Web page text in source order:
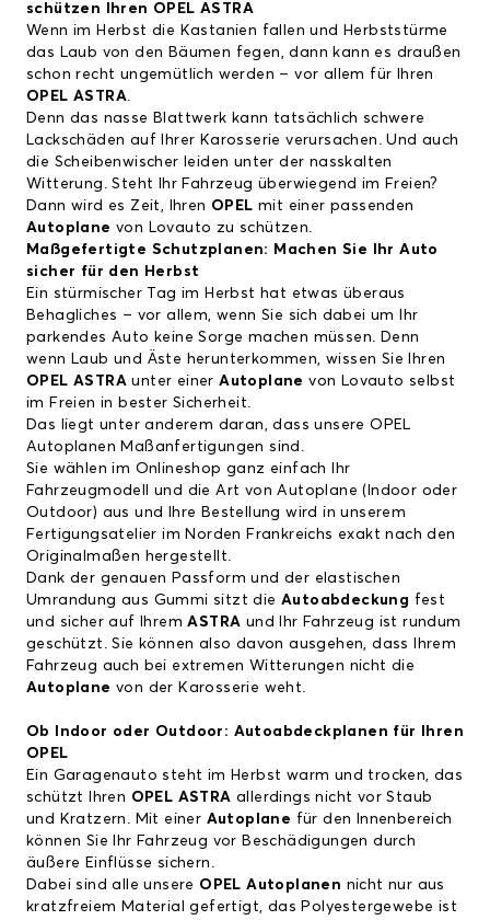
schützen Ihren OPEL ASTRA
Wenn im Herbst die Kastanien fallen und Herbststürme
das Laub von den Bäumen fegen, dann kann es draußen
schon recht ungemütlich werden – vor allem für Ihren
OPEL ASTRA.
Denn das nasse Blattwerk kann tatsächlich schwere
Lackschäden auf Ihrer Karosserie verursachen. Und auch
die Scheibenwischer leiden unter der nasskalten
Witterung. Steht Ihr Fahrzeug überwiegend im Freien?
Dann wird es Zeit, Ihren OPEL mit einer passenden
Autoplane von Lovauto zu schützen.
Maßgefertigte Schutzplanen: Machen Sie Ihr Auto
sicher für den Herbst
Ein stürmischer Tag im Herbst hat etwas überaus
Behagliches – vor allem, wenn Sie sich dabei um Ihr
parkendes Auto keine Sorge machen müssen. Denn
wenn Laub und Äste herunterkommen, wissen Sie Ihren
OPEL ASTRA unter einerAutoplane von Lovauto selbst
im Freien in bester Sicherheit.
Das liegt unter anderem daran, dass unsereOPEL
Autoplanen Maßanfertigungen sind.
Sie wählen im Onlineshop ganz einfach Ihr
Fahrzeugmodell und die Art von Autoplane (Indoor oder
Outdoor) aus und Ihre Bestellung wird in unserem
Fertigungsatelier im Norden Frankreichs exakt nach den
Originalmaßen hergestellt.
Dank der genauen Passform und der elastischen
Umrandung aus Gummi sitzt die Autoabdeckung fest
und sicher auf Ihrem ASTRA und Ihr Fahrzeug ist rundum
geschützt. Sie können also davon ausgehen, dass Ihrem
Fahrzeug auch bei extremen Witterungen nicht die
Autoplane von der Karosserie weht.
Ob Indoor oder Outdoor: Autoabdeckplanen für Ihren
OPEL
Ein Garagenauto steht im Herbst warm und trocken, das
schützt Ihren OPEL ASTRAallerdings nicht vor Staub
und Kratzern. Mit einer Autoplane für den Innenbereich
können Sie Ihr Fahrzeug vor Beschädigungen durch
äußere Einflüsse sichern.
Dabei sind alle unsere OPEL Autoplanen nicht nur aus
kratzfreiem Material gefertigt, das Polyestergewebe ist